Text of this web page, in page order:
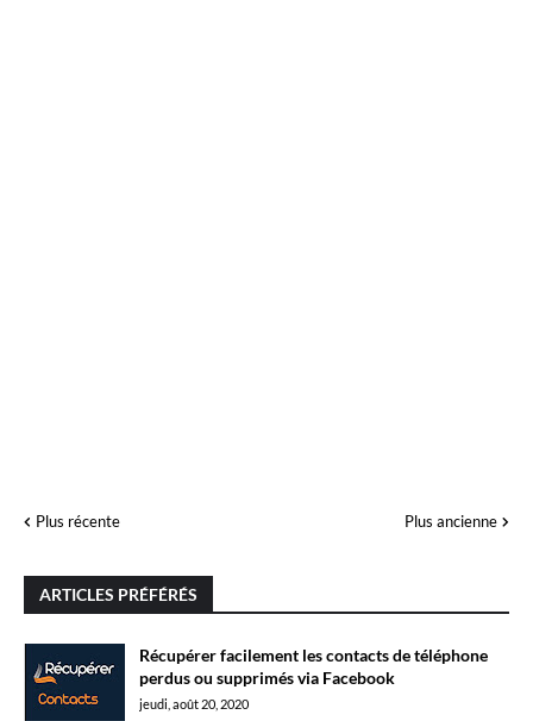
Plus récente Plus ancienne
ARTICLES PRÉFÉRÉS
Récupérer facilement les contacts de téléphone
perdus ou supprimés via Facebook
jeudi, août 20, 2020